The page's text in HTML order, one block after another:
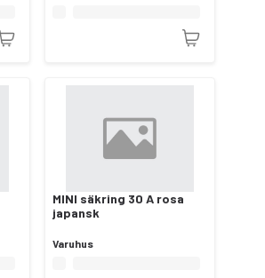
MINI säkring 30 A rosa
japansk
Varuhus